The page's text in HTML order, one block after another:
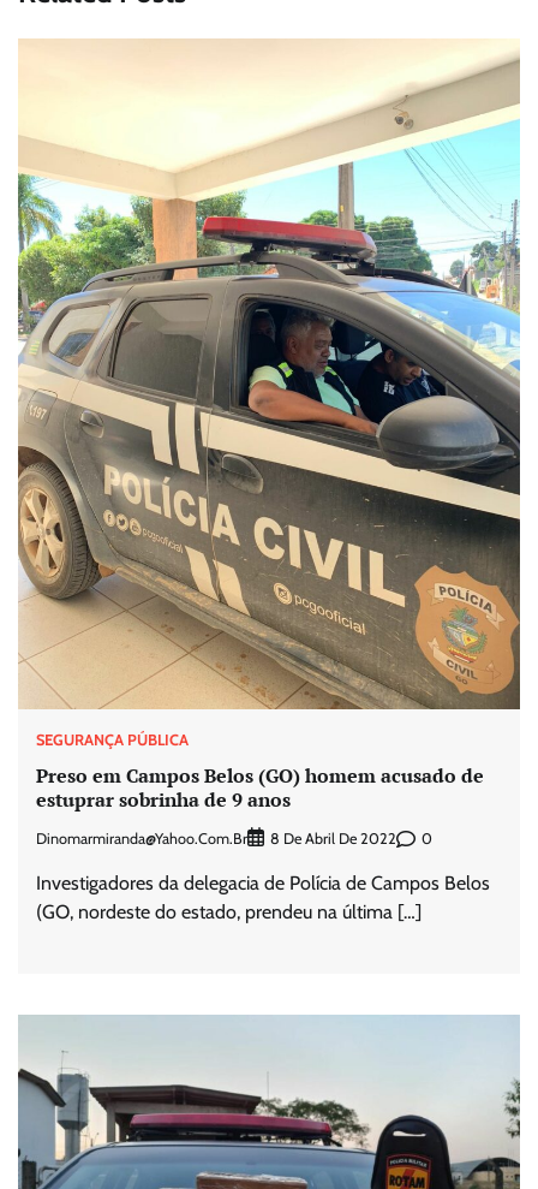
SEGURANÇA PÚBLICA
Preso em Campos Belos (GO) homem acusado de
estuprar sobrinha de 9 anos
Dinomarmiranda@yahoo.com.br 8 De Abril De 2022 0
Investigadores da delegacia de Polícia de Campos Belos
(GO, nordeste do estado, prendeu na última […]